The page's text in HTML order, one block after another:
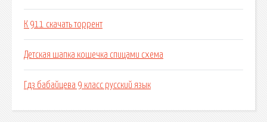
К 911 скачать торрент
Детская шапка кошечка спицами схема
Гдз бабайцева 9 класс русский язык